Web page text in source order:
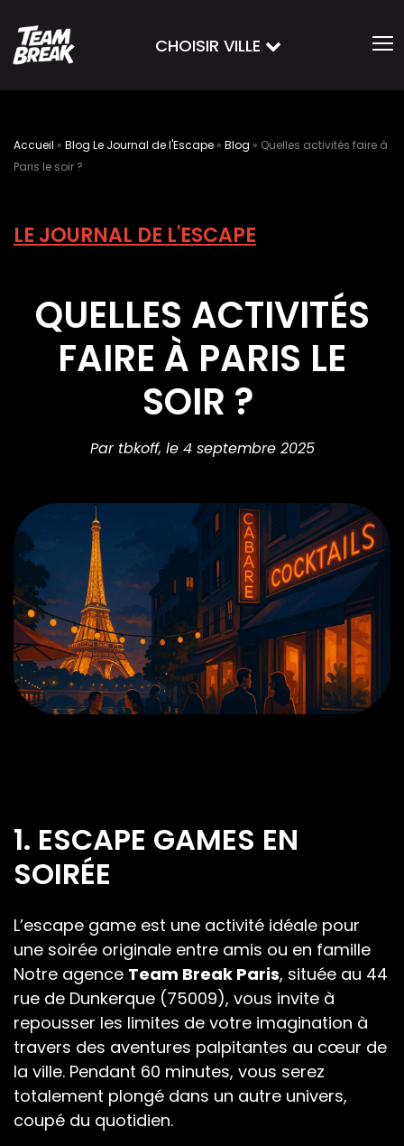
CHOISIR VILLE
Accueil » Blog Le Journal de l'Escape » Blog » Quelles activités faire à
Paris le soir ?
LE JOURNAL DE L'ESCAPE
QUELLES ACTIVITÉS
FAIRE À PARIS LE
SOIR ?
Par tbkoff, le 4 septembre 2025
1. ESCAPE GAMES EN
SOIRÉE
L’escape game est une activité idéale pour
une soirée originale entre amis ou en famille
Notre agence Team Break Paris, située au 44
rue de Dunkerque (75009), vous invite à
repousser les limites de votre imagination à
travers des aventures palpitantes au cœur de
la ville. Pendant 60 minutes, vous serez
totalement plongé dans un autre univers,
coupé du quotidien.